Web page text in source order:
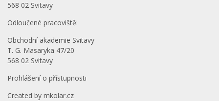
568 02 Svitavy
Odloučené pracoviště:
Obchodní akademie Svitavy
T. G. Masaryka 47/20
568 02 Svitavy
Prohlášení o přístupnosti
Created by mkolar.cz